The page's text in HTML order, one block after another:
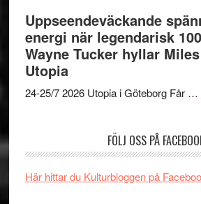
Uppseendeväckande
energi när legendarisk
Wayne Tucker hyllar
Utopia
24-25/7 2026 Utopia i Göteborg Får …
FÖLJ OSS PÅ
Här hittar du Kulturbloggen på